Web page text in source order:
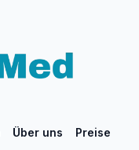
Über uns
Preise